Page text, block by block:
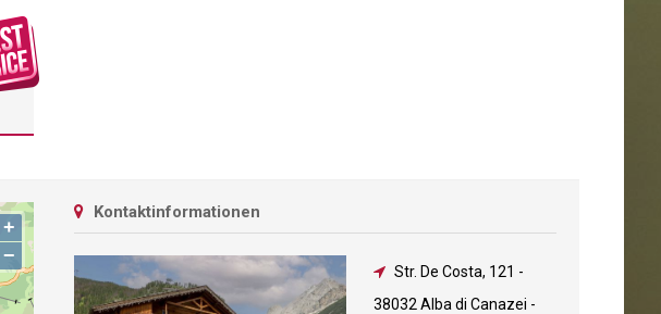
+
−
Kontaktinformationen
Str. De Costa, 121 -
38032 Alba di Canazei -